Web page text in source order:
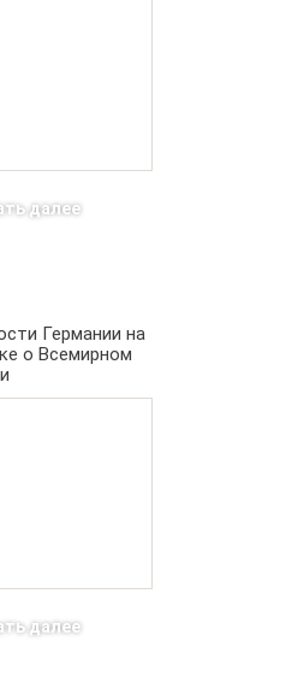
далее
Германии на
о Всемирном
далее